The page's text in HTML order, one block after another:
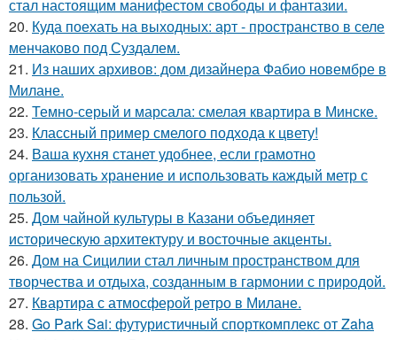
стал настоящим манифестом свободы и фантазии.
20. Куда поехать на выходных: арт - пространство в селе
менчаково под Суздалем.
21. Из наших архивов: дом дизайнера Фабио новембре в
Милане.
22. Темно-серый и марсала: смелая квартира в Минске.
23. Классный пример смелого подхода к цвету!
24. Ваша кухня станет удобнее, если грамотно
организовать хранение и использовать каждый метр с
пользой.
25. Дом чайной культуры в Казани объединяет
историческую архитектуру и восточные акценты.
26. Дом на Сицилии стал личным пространством для
творчества и отдыха, созданным в гармонии с природой.
27. Квартира с атмосферой ретро в Милане.
28. Go Park Sai: футуристичный спорткомплекс от Zaha